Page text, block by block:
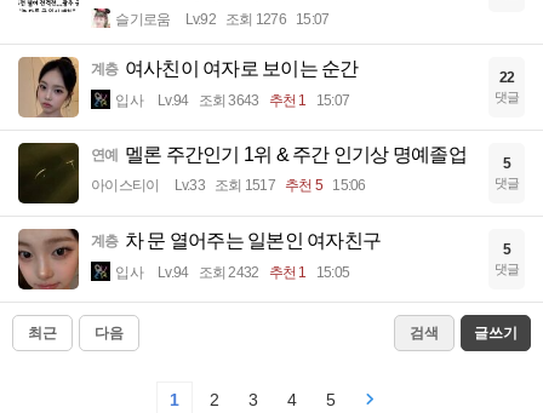
슬기로움 Lv.92 조회 1276 15:07
계층 여사친이 여자로 보이는 순간
입사 Lv.94 조회 3643 추천 1 15:07
22
댓글
연예 멜론 주간인기 1위 & 주간 인기상 명예졸업
아이스티이 Lv.33 조회 1517 추천 5 15:06
5
댓글
계층 차 문 열어주는 일본인 여자친구
입사 Lv.94 조회 2432 추천 1 15:05
5
댓글
최근 다음 검색 글쓰기
1 2 3 4 5